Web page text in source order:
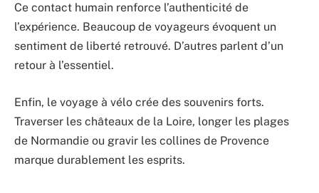
Ce contact humain renforce l’authenticité de
l’expérience. Beaucoup de voyageurs évoquent un
sentiment de liberté retrouvé. D’autres parlent d’un
retour à l’essentiel.
Enfin, le voyage à vélo crée des souvenirs forts.
Traverser les châteaux de la Loire, longer les plages
de Normandie ou gravir les collines de Provence
marque durablement les esprits.